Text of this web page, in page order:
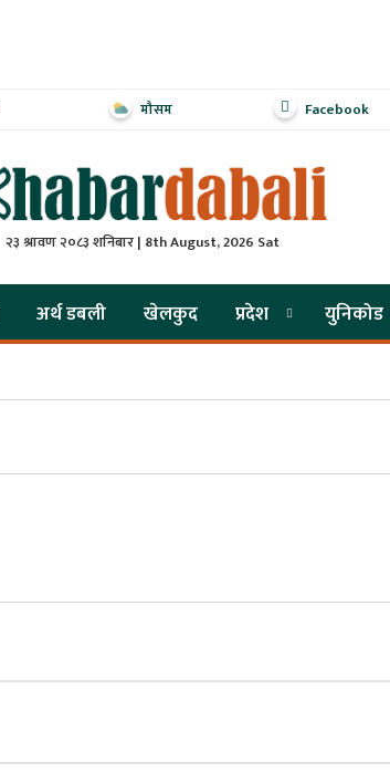
मौसम Facebook
२३ श्रावण २०८३ शनिबार | 8th August, 2026 Sat
अर्थ डबली खेलकुद प्रदेश युनिकोड